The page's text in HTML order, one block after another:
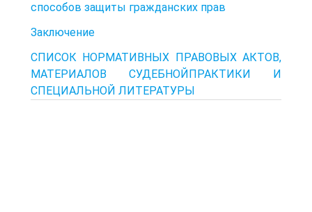
способов защиты гражданских прав
Заключение
СПИСОК НОРМАТИВНЫХ ПРАВОВЫХ АКТОВ,
МАТЕРИАЛОВ СУДЕБНОЙПРАКТИКИ И
СПЕЦИАЛЬНОЙ ЛИТЕРАТУРЫ